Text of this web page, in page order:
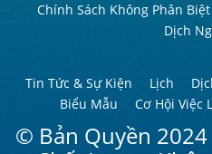
Chính Sách Không Phân
Dịch
Tin Tức & Sự Kiện Lịch
Biểu Mẫu
Cơ Hội Việc
© Bản Quyền